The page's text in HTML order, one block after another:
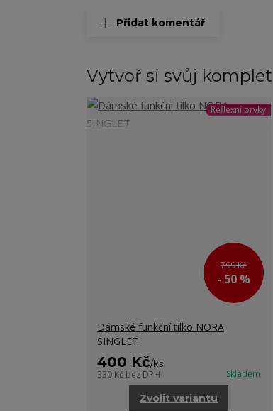
Přidat komentář
Vytvoř si svůj komplet
Reflexní prvky
799 Kč
- 50 %
Dámské funkční tílko NORA
SINGLET
400 Kč/ks
330 Kč bez DPH Skladem
Zvolit variantu